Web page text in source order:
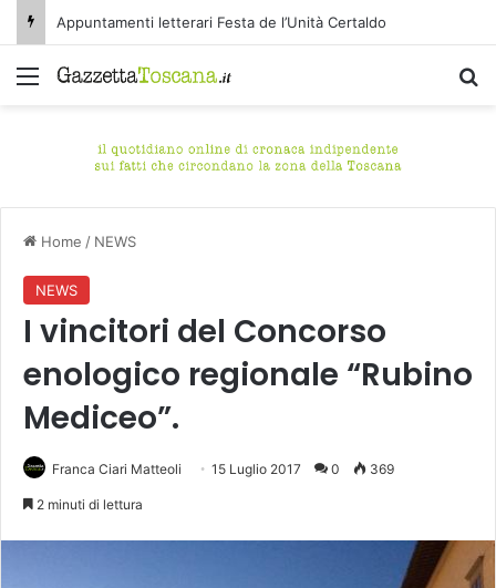
Appuntamenti letterari Festa de l’Unità Certaldo
Menu
Home / NEWS
NEWS
I vincitori del Concorso
enologico regionale “Rubino
Mediceo”.
Franca Ciari Matteoli 15 Luglio 2017 0 369
2 minuti di lettura